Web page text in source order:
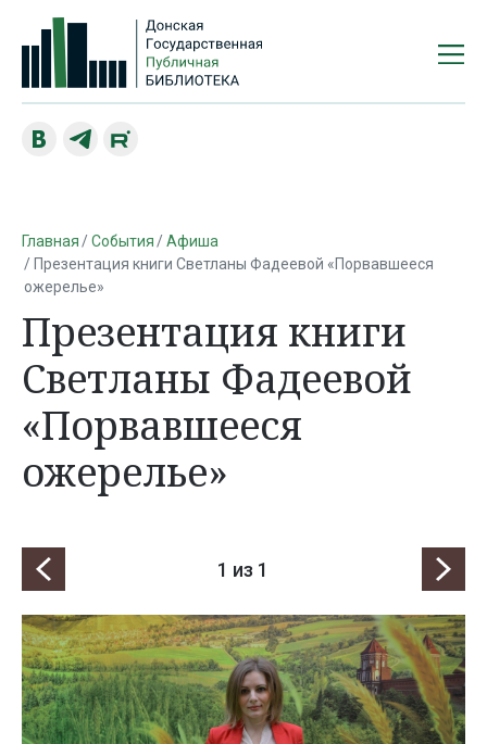
Главная События
Афиша
Презентация книги Светланы Фадеевой «Порвавшееся
ожерелье»
Презентация книги
Светланы Фадеевой
«Порвавшееся
ожерелье»
1 из 1